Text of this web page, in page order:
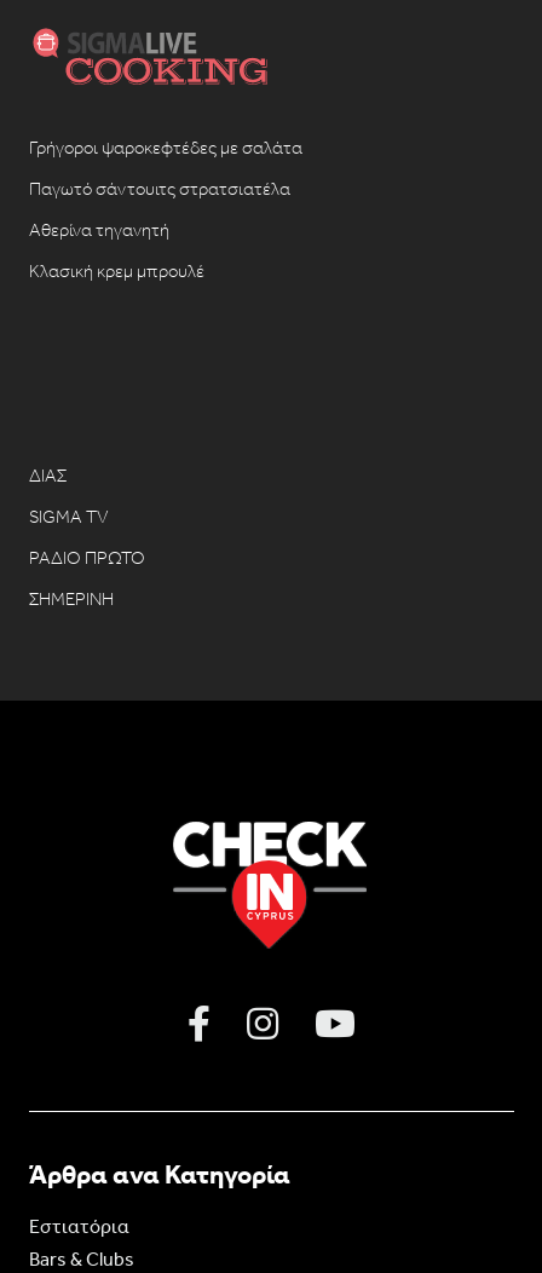
Γρήγοροι ψαροκεφτέδες με σαλάτα
Παγωτό σάντουιτς στρατσιατέλα
Αθερίνα τηγανητή
Κλασική κρεμ μπρουλέ
ΔΙΑΣ
SIGMA TV
ΡΑΔΙΟ ΠΡΩΤΟ
ΣΗΜΕΡΙΝΗ
Άρθρα ανα Κατηγορία
Εστιατόρια
Bars & Clubs